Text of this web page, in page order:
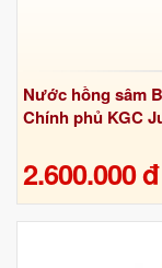
Nước hồng sâm
Chính phủ KGC
2.600.000 đ